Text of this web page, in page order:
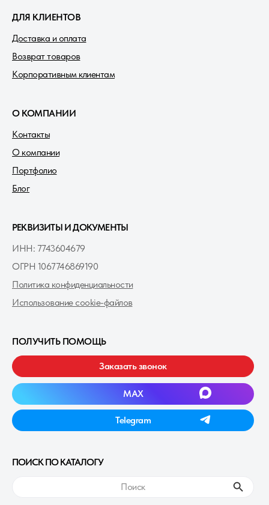
Доставка и оплата
ДЛЯ КЛИЕНТОВ
Возврат товаров
Корпоративным клиентам
Заказать звонок
MAXㅤ
ПОЛУЧИТЬ ПОМОЩЬ
ㅤПоискㅤ
ИНН: 7743604679
О КОМПАНИИ
Портфолио
Блог
О компании
Контакты
ОГРН 1067746869190
ПОИСК ПО КАТАЛОГУ
РЕКВИЗИТЫ И ДОКУМЕНТЫ
Политика конфиденциальности
Использование cookie-файлов
Telegramㅤ